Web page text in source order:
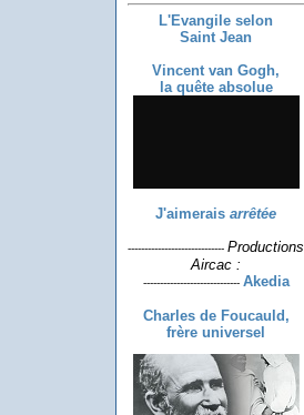
L'Evangile selon
Saint Jean
Vincent van Gogh,
la quête absolue
J'aimerais arrêtée
----------------------------- Productions
Aircac :
----------------------------- Akedia
Charles de Foucauld,
frère universel